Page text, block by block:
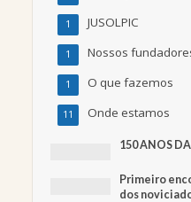
JUSOLPIC
1
Nossos
1
O que fazemos
1
Onde estamos
11
150 ANOS
Primeiro
dos